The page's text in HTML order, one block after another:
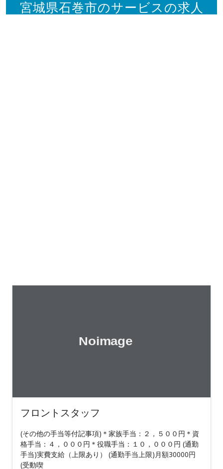
宮城県石巻市のサービスの求人
フロントスタッフ
(その他の手当等付記事項)＊家族手当：２，５００円＊資
格手当：４，０００円＊役職手当：１０，０００円 (通勤
手当)実費支給（上限あり） (通勤手当上限)月額30000円
(受動喫